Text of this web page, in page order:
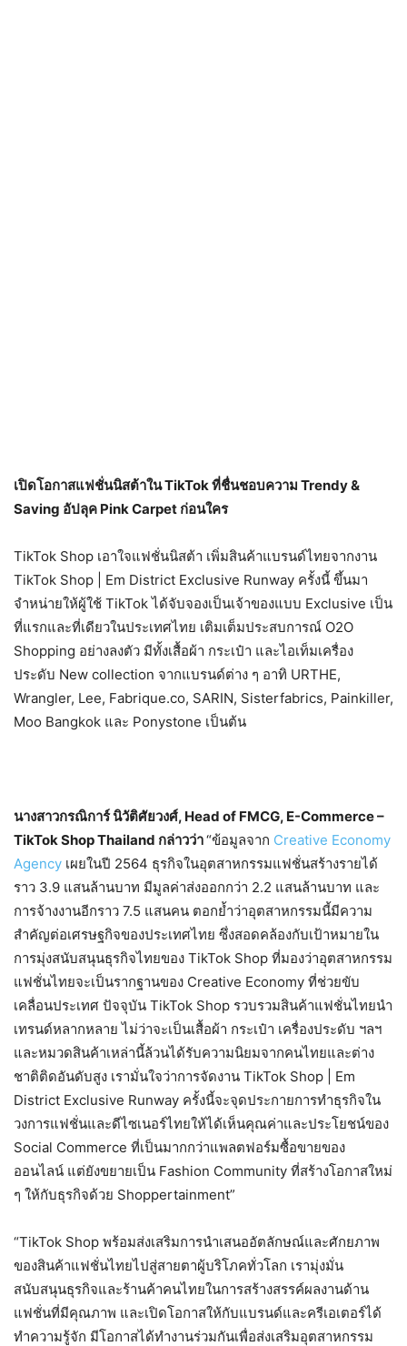
เปิดโอกาสแฟชั่นนิสต้าในTikTokที่ชื่นชอบความ Trendy &
Saving อัปลุค Pink Carpet ก่อนใคร
TikTok Shop เอาใจแฟชั่นนิสต้า เพิ่มสินค้าแบรนด์ไทยจากงาน
TikTok Shop | Em District Exclusive Runway ครั้งนี้ ขึ้นมา
จำหน่ายให้ผู้ใช้ TikTokได้จับจองเป็นเจ้าของแบบ Exclusive เป็น
ที่แรกและที่เดียวในประเทศไทย เติมเต็มประสบการณ์ O2O
Shopping อย่างลงตัว มีทั้งเสื้อผ้า กระเป๋า และไอเท็มเครื่อง
ประดับ New collection จากแบรนด์ต่าง ๆ อาทิ URTHE,
Wrangler, Lee, Fabrique.co, SARIN, Sisterfabrics, Painkiller,
Moo Bangkok และ Ponystone เป็นต้น
นางสาวกรณิการ์ นิวัติศัยวงศ์, Head of FMCG, E-Commerce –
TikTok Shop Thailand กล่าวว่า“ข้อมูลจาก Creative Economy
Agency เผยในปี 2564 ธุรกิจในอุตสาหกรรมแฟชั่นสร้างรายได้
ราว 3.9 แสนล้านบาท มีมูลค่าส่งออกกว่า 2.2 แสนล้านบาท และ
การจ้างงานอีกราว 7.5 แสนคน ตอกย้ำว่าอุตสาหกรรมนี้มีความ
สำคัญต่อเศรษฐกิจของประเทศไทย ซึ่งสอดคล้องกับเป้าหมายใน
การมุ่งสนับสนุนธุรกิจไทยของ TikTok Shop ที่มองว่าอุตสาหกรรม
แฟชั่นไทยจะเป็นรากฐานของ Creative Economy ที่ช่วยขับ
เคลื่อนประเทศ ปัจจุบัน TikTok Shop รวบรวมสินค้าแฟชั่นไทยนำ
เทรนด์หลากหลายไม่ว่าจะเป็นเสื้อผ้า กระเป๋า เครื่องประดับ ฯลฯ
และหมวดสินค้าเหล่านี้ล้วนได้รับความนิยมจากคนไทยและต่าง
ชาติติดอันดับสูง เรามั่นใจว่าการจัดงาน TikTok Shop | Em
District Exclusive Runway ครั้งนี้จะจุดประกายการทำธุรกิจใน
วงการแฟชั่นและดีไซเนอร์ไทยให้ได้เห็นคุณค่าและประโยชน์ของ
Social Commerce ที่เป็นมากกว่าแพลตฟอร์มซื้อขายของ
ออนไลน์ แต่ยังขยายเป็น Fashion Community ที่สร้างโอกาสใหม่
ๆ ให้กับธุรกิจด้วย Shoppertainment”
“TikTok Shop พร้อมส่งเสริมการนำเสนออัตลักษณ์และศักยภาพ
ของสินค้าแฟชั่นไทยไปสู่สายตาผู้บริโภคทั่วโลก เรามุ่งมั่น
สนับสนุนธุรกิจและร้านค้าคนไทยในการสร้างสรรค์ผลงานด้าน
แฟชั่นที่มีคุณภาพ และเปิดโอกาสให้กับแบรนด์และครีเอเตอร์ได้
ทำความรู้จัก มีโอกาสได้ทำงานร่วมกันเพื่อส่งเสริมอุตสาหกรรม